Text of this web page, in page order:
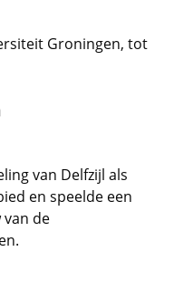
Groningen, tot
van Delfzijl als
en speelde een
de